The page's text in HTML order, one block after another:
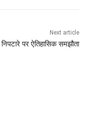
Next article
पर ऐतिहासिक समझौता